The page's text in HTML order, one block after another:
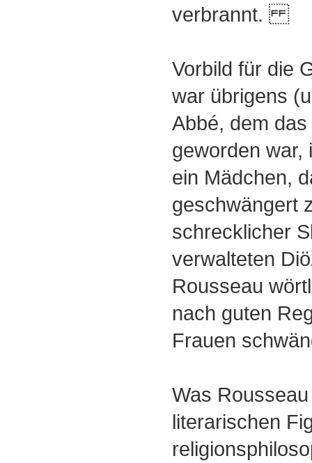
verbrannt.
Vorbild für die
war übrigens
Abbé, dem
geworden war,
ein Mädchen,
geschwängert
schrecklicher
verwalteten
Rousseau
nach guten
Frauen
Was
literarischen